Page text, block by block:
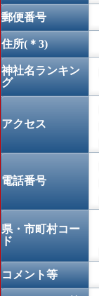
郵便番号
住所(＊3)
神社名ランキン
グ
アクセス
電話番号
県・市町村コー
ド
コメント等